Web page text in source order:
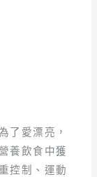
了愛漂亮，
養飲食中獲
控制、運動